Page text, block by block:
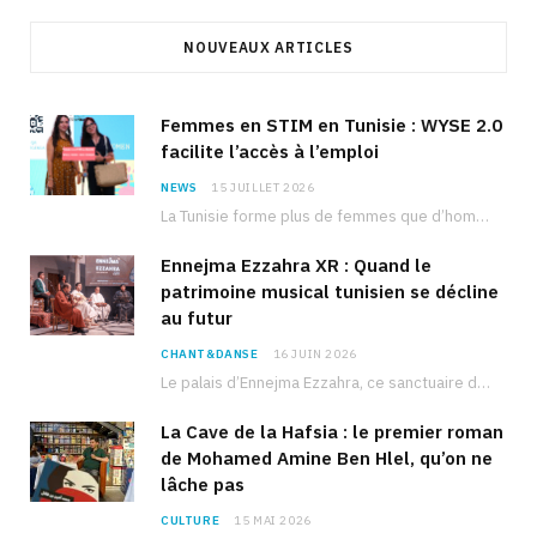
NOUVEAUX ARTICLES
Femmes en STIM en Tunisie : WYSE 2.0
facilite l’accès à l’emploi
NEWS 15 JUILLET 2026
La Tunisie forme plus de femmes que d’hommes dans les filières scientifiques. Pourtant, pour beaucoup…
Ennejma Ezzahra XR : Quand le
patrimoine musical tunisien se décline
au futur
CHANT&DANSE 16 JUIN 2026
Le palais d’Ennejma Ezzahra, ce sanctuaire de la musique tunisienne et méditerranéenne construit par le…
La Cave de la Hafsia : le premier roman
de Mohamed Amine Ben Hlel, qu’on ne
lâche pas
CULTURE 15 MAI 2026